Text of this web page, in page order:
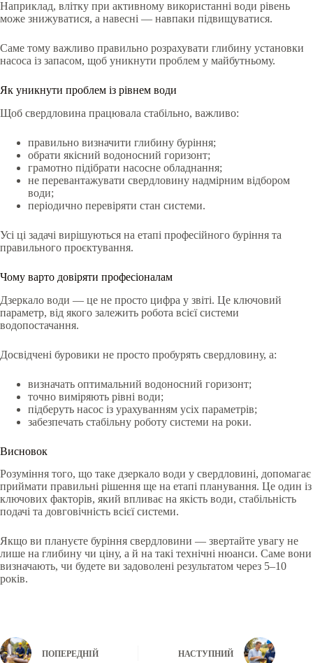
Наприклад, влітку при активному використанні води рівень
може знижуватися, а навесні — навпаки підвищуватися.
Саме тому важливо правильно розрахувати глибину установки
насоса із запасом, щоб уникнути проблем у майбутньому.
Як уникнути проблем із рівнем води
Щоб свердловина працювала стабільно, важливо:
правильно визначити глибину буріння;
обрати якісний водоносний горизонт;
грамотно підібрати насосне обладнання;
не перевантажувати свердловину надмірним відбором
води;
періодично перевіряти стан системи.
Усі ці задачі вирішуються на етапі професійного буріння та
правильного проєктування.
Чому варто довіряти професіоналам
Дзеркало води — це не просто цифра у звіті. Це ключовий
параметр, від якого залежить робота всієї системи
водопостачання.
Досвідчені буровики не просто пробурять свердловину, а:
визначать оптимальний водоносний горизонт;
точно виміряють рівні води;
підберуть насос із урахуванням усіх параметрів;
забезпечать стабільну роботу системи на роки.
Висновок
Розуміння того, що таке дзеркало води у свердловині, допомагає
приймати правильні рішення ще на етапі планування. Це один із
ключових факторів, який впливає на якість води, стабільність
подачі та довговічність всієї системи.
Якщо ви плануєте буріння свердловини — звертайте увагу не
лише на глибину чи ціну, а й на такі технічні нюанси. Саме вони
визначають, чи будете ви задоволені результатом через 5–10
років.
ПОПЕРЕДНІЙ НАСТУПНИЙ